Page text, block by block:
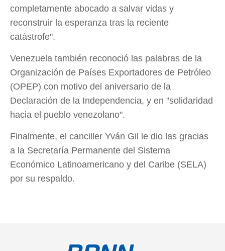
completamente abocado a salvar vidas y
reconstruir la esperanza tras la reciente
catástrofe".
Venezuela también reconoció las palabras de la
Organización de Países Exportadores de Petróleo
(OPEP) con motivo del aniversario de la
Declaración de la Independencia, y en "solidaridad
hacia el pueblo venezolano".
Finalmente, el canciller Yván Gil le dio las gracias
a la Secretaría Permanente del Sistema
Económico Latinoamericano y del Caribe (SELA)
por su respaldo.